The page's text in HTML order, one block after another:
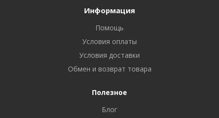
Информация
Помощь
Условия оплаты
Условия доставки
Обмен и возврат товара
Полезное
Блог